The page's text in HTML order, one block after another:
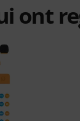
ont